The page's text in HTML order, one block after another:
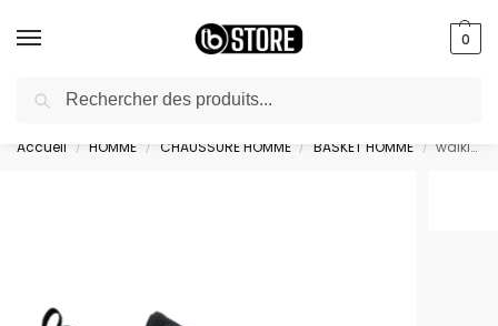
0
livraison gratuite au bureau dès 10000 DA avec paiement en ligne
Accueil / HOMME / CHAUSSURE HOMME / BASKET HOMME / walking shoes – ET44801J-Y291